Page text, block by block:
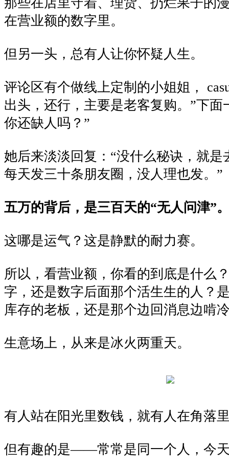
在营业额的数字里。
但另一头，总有人让你怀疑人生。
评论区有个做线上定制的小姐姐，
出头，还行，主要是老客复购。”下面
你还缺人吗？”
她后来淡淡回复：“没什么秘诀，就是
每天发三十条朋友圈，没人理也发。”
五万的背后，是三百天的“无人问津”
这哪是运气？这是静默的耐力赛。
所以，看营业额，你看的到底是什么
字，还是数字后面那个活生生的人？
库存的老板，还是那个边回消息边啃
生意场上，从来是冰火两重天。
有人站在阳光里数钱，就有人在角落
但有趣的是——常常是同一个人，今